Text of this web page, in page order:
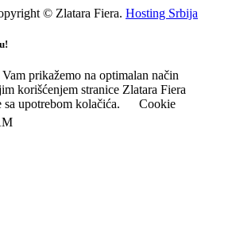
© Zlatara Fiera. Hosting Srbija
prikažemo na optimalan način
korišćenjem stranice Zlatara Fiera
sa upotrebom kolačića.
Cookie